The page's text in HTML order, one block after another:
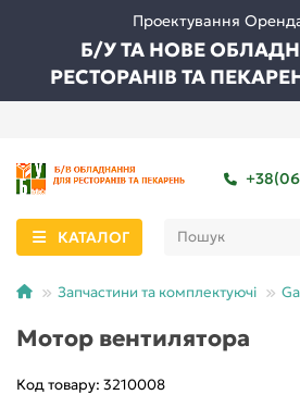
Проектування
Б/У ТА НОВЕ
РЕСТОРАНІВ ТА
КАТАЛОГ
Запчастини та комплектуючі
Мотор вентилятора
Код товару: 3210008